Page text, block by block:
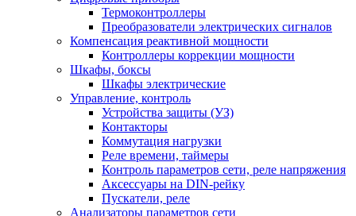
Термоконтроллеры
Преобразователи электрических сигналов
Компенсация реактивной мощности
Контроллеры коррекции мощности
Шкафы, боксы
Шкафы электрические
Управление, контроль
Устройства защиты (УЗ)
Контакторы
Коммутация нагрузки
Реле времени, таймеры
Контроль параметров сети, реле напряжения
Аксессуары на DIN-рейку
Пускатели, реле
Анализаторы параметров сети